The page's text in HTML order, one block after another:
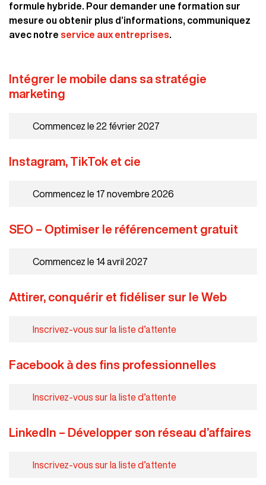
formule hybride. Pour demander une formation sur
mesure ou obtenir plus d’informations, communiquez
avec notre service aux entreprises.
Intégrer le mobile dans sa stratégie
marketing
Commencez le 22 février 2027
Instagram, TikTok et cie
Commencez le 17 novembre 2026
SEO – Optimiser le référencement gratuit
Commencez le 14 avril 2027
Attirer, conquérir et fidéliser sur le Web
Inscrivez-vous sur la liste d’attente
Facebook à des fins professionnelles
Inscrivez-vous sur la liste d’attente
LinkedIn – Développer son réseau d’affaires
Inscrivez-vous sur la liste d’attente